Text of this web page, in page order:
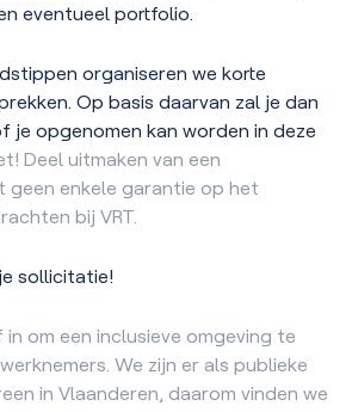
eventueel portfolio.
organiseren we korte
Op basis daarvan zal je dan
je opgenomen kan worden in deze
Deel uitmaken van een
enkele garantie op het
bij VRT.
sollicitatie!
om een inclusieve omgeving te
We zijn er als publieke
in Vlaanderen, daarom vinden we